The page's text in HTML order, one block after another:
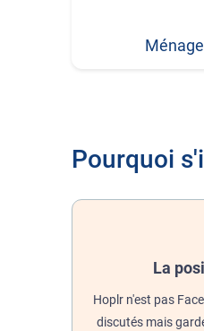
Pourquoi
La
Hoplr n'est pas
discutés mais